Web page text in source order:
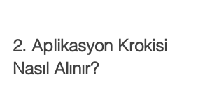
2. Aplikasyon Krokisi
Nasıl Alınır?